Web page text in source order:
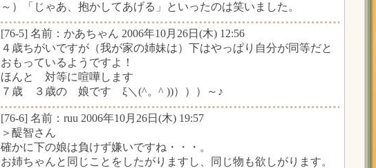
～）「じゃあ、抱かしてあげる」といったのは笑いました。
[76-5] 名前：かあちゃん 2006年10月26日(木) 12:56
４歳ちがいですが（我が家の姉妹は）下はやっぱり自分が同等だと
おもっているようですよ！
ほんと 対等に喧嘩します
７歳 ３歳の 娘です ξ＼(^。^ ))）））～♪
[76-6] 名前：ruu 2006年10月26日(木) 19:57
＞醍智さん
確かに下の娘は負けず嫌いですね・・・。
お姉ちゃんと同じことをしたがりますし、同じ物も欲しがります。